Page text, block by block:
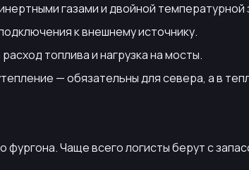
газами и двойной температурной
к внешнему источнику.
топлива и нагрузка на мосты.
— обязательны для севера, а в
Чаще всего логисты берут с